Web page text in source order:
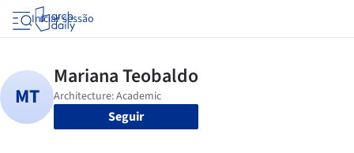
Iniciar sessão
Seguir